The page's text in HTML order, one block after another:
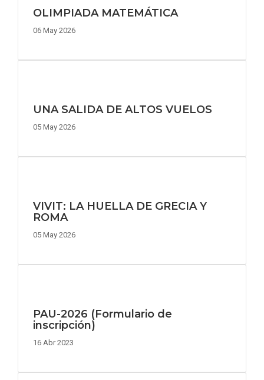
OLIMPIADA MATEMÁTICA
06 May 2026
UNA SALIDA DE ALTOS VUELOS
05 May 2026
VIVIT: LA HUELLA DE GRECIA Y
ROMA
05 May 2026
PAU-2026 (Formulario de
inscripción)
16 Abr 2023